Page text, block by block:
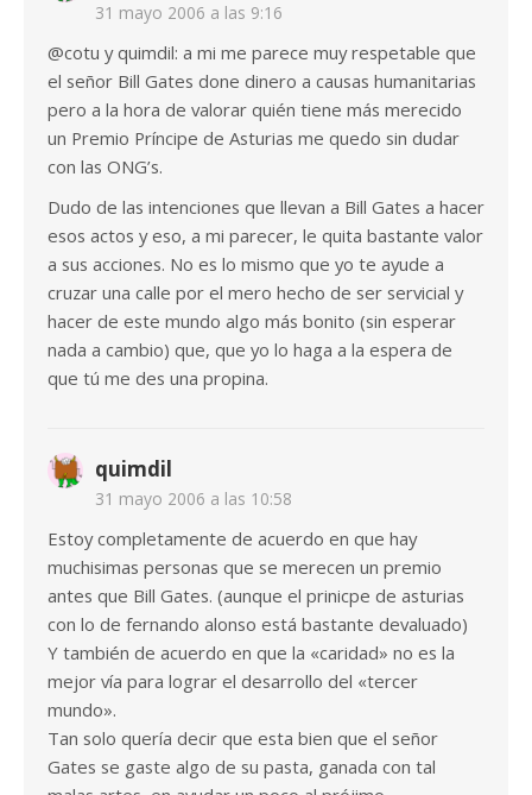
31 mayo 2006 a las 9:16
@cotu y quimdil: a mi me parece muy respetable que
el señor Bill Gates done dinero a causas humanitarias
pero a la hora de valorar quién tiene más merecido
un Premio Príncipe de Asturias me quedo sin dudar
con las ONG’s.
Dudo de las intenciones que llevan a Bill Gates a hacer
esos actos y eso, a mi parecer, le quita bastante valor
a sus acciones. No es lo mismo que yo te ayude a
cruzar una calle por el mero hecho de ser servicial y
hacer de este mundo algo más bonito (sin esperar
nada a cambio) que, que yo lo haga a la espera de
que tú me des una propina.
quimdil
31 mayo 2006 a las 10:58
Estoy completamente de acuerdo en que hay
muchisimas personas que se merecen un premio
antes que Bill Gates. (aunque el prinicpe de asturias
con lo de fernando alonso está bastante devaluado)
Y también de acuerdo en que la «caridad» no es la
mejor vía para lograr el desarrollo del «tercer
mundo».
Tan solo quería decir que esta bien que el señor
Gates se gaste algo de su pasta, ganada con tal